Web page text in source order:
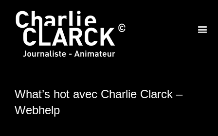
What’s hot avec Charlie Clarck –
Webhelp